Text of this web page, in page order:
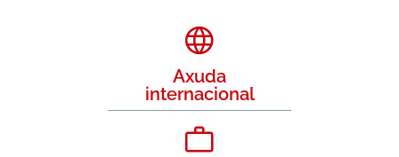
Axuda
internacional